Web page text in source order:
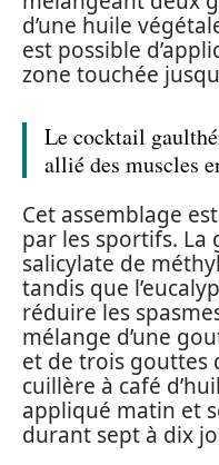
d’une huile
est possible
zone touchée
Le cocktail
allié des muscles
Cet assemblage
par les sportifs.
salicylate de
tandis que
réduire les
mélange d’une
et de trois gouttes
cuillère à café
appliqué matin et
durant sept à dix